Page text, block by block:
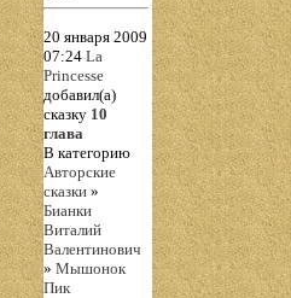
20 января 2009
07:24 La
Princesse
добавил(а)
сказку 10
глава
В категорию
Авторские
сказки »
Бианки
Виталий
Валентинович
» Мышонок
Пик